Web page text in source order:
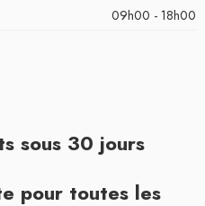
09h00 - 18h00
sous 30 jours
pour toutes les